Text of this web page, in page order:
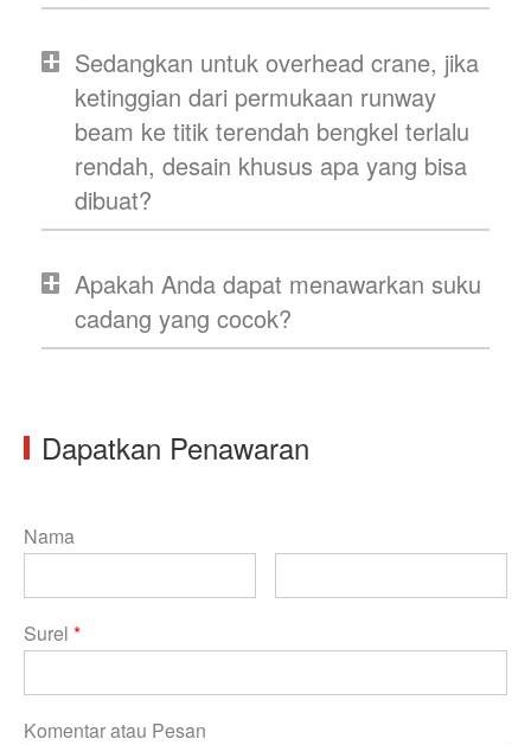
Sedangkan untuk overhead crane, jika
ketinggian dari permukaan runway
beam ke titik terendah bengkel terlalu
rendah, desain khusus apa yang bisa
dibuat?
Apakah Anda dapat menawarkan suku
cadang yang cocok?
Dapatkan Penawaran
Nama
Surel *
Komentar atau Pesan